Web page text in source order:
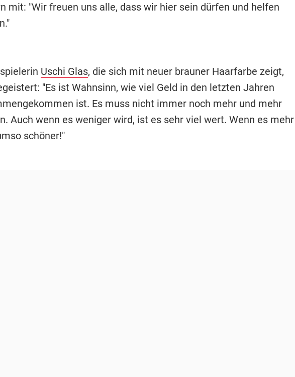
mit: "Wir freuen uns alle, dass wir hier sein dürfen und helfen
Uschi Glas, die sich mit neuer brauner Haarfarbe zeigt,
"Es ist Wahnsinn, wie viel Geld in den letzten Jahren
ist. Es muss nicht immer noch mehr und mehr
Auch wenn es weniger wird, ist es sehr viel wert. Wenn es mehr
schöner!"